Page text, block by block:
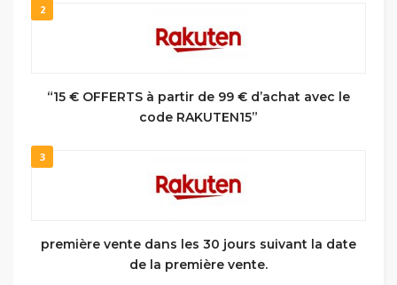
2
“15 € OFFERTS à partir de 99 € d’achat avec le
code RAKUTEN15”
3
première vente dans les 30 jours suivant la date
de la première vente.